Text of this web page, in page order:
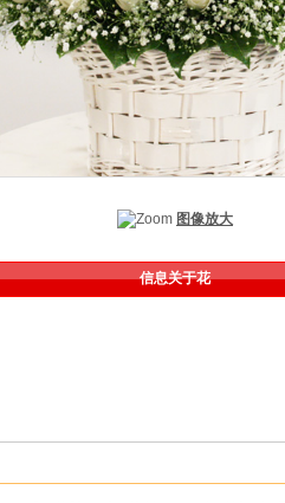
图像放大
信息关于花